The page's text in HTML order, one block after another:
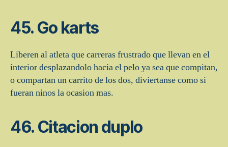
45. Go karts
Liberen al atleta que carreras frustrado que llevan en el
interior desplazandolo hacia el pelo ya sea que compitan,
o compartan un carrito de los dos, diviertanse como si
fueran ninos la ocasion mas.
46. Citacion duplo